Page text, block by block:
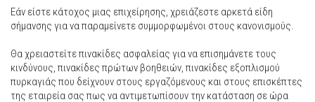
Εάν είστε κάτοχος μιας επιχείρησης, χρειάζεστε αρκετά είδη
σήμανσης για να παραμείνετε συμμορφωμένοι στους κανονισμούς.
Θα χρειαστείτε πινακίδες ασφαλείας για να επισημάνετε τους
κινδύνους, πινακίδες πρώτων βοηθειών, πινακίδες εξοπλισμού
πυρκαγιάς που δείχνουν στους εργαζόμενους και στους επισκέπτες
της εταιρεία σας πως να αντιμετωπίσουν την κατάσταση σε ώρα